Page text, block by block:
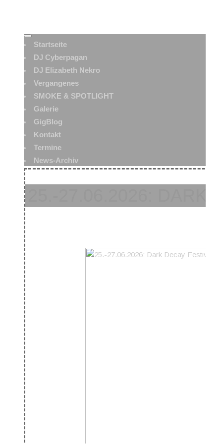
Startseite
DJ Cyberpagan
DJ Elizabeth Nekro
Vergangenes
SMOKE & SPOTLIGHT
Galerie
GigBlog
Kontakt
Termine
News-Archiv